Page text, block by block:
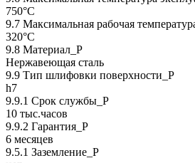
750°C
9.7 Максимальная рабочая
320°C
9.8 Материал_Р
Нержавеющая сталь
9.9 Тип шлифовки поверхности_Р
h7
9.9.1 Срок службы_Р
10 тыс.часов
9.9.2 Гарантия_Р
6 месяцев
9.5.1 Заземление_P